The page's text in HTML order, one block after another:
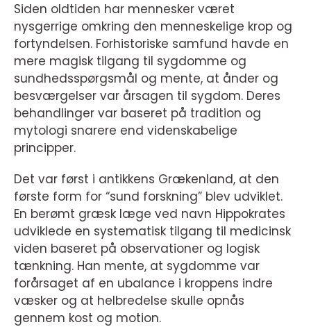
Siden oldtiden har mennesker været
nysgerrige omkring den menneskelige krop og
fortyndelsen. Forhistoriske samfund havde en
mere magisk tilgang til sygdomme og
sundhedsspørgsmål og mente, at ånder og
besværgelser var årsagen til sygdom. Deres
behandlinger var baseret på tradition og
mytologi snarere end videnskabelige
principper.
Det var først i antikkens Grækenland, at den
første form for “sund forskning” blev udviklet.
En berømt græsk læge ved navn Hippokrates
udviklede en systematisk tilgang til medicinsk
viden baseret på observationer og logisk
tænkning. Han mente, at sygdomme var
forårsaget af en ubalance i kroppens indre
væsker og at helbredelse skulle opnås
gennem kost og motion.